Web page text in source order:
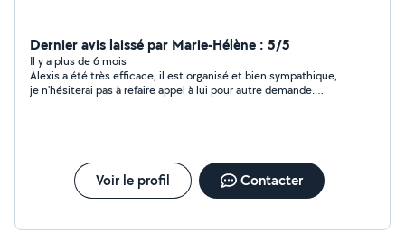
Dernier avis laissé par Marie-Hélène : 5/5
Il y a plus de 6 mois
Alexis a été très efficace, il est organisé et bien sympathique,
je n'hésiterai pas à refaire appel à lui pour autre demande.
Voir le profil Contacter